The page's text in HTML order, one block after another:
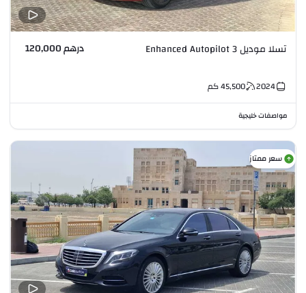
تسلا موديل 3 Enhanced Autopilot درهم 120,000
2024
45,500كم
مواصفات خليجية
سعر ممتاز